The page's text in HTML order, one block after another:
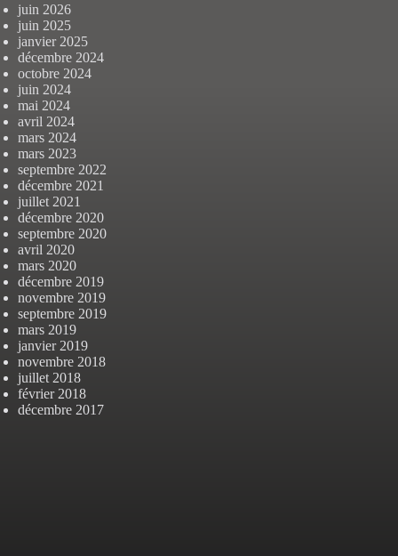
juin 2026
juin 2025
janvier 2025
décembre 2024
octobre 2024
juin 2024
mai 2024
avril 2024
mars 2024
mars 2023
septembre 2022
décembre 2021
juillet 2021
décembre 2020
septembre 2020
avril 2020
mars 2020
décembre 2019
novembre 2019
septembre 2019
mars 2019
janvier 2019
novembre 2018
juillet 2018
février 2018
décembre 2017